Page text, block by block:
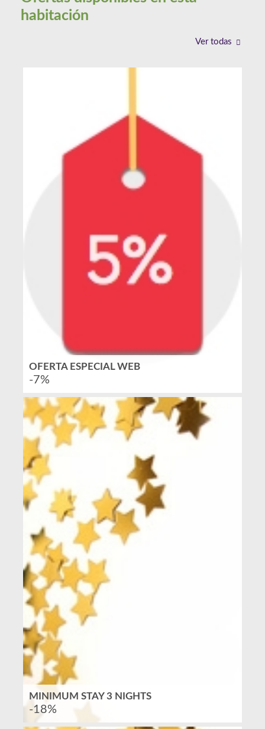
habitación
Ver todas
OFERTA ESPECIAL WEB
-7%
MINIMUM STAY 3 NIGHTS
-18%